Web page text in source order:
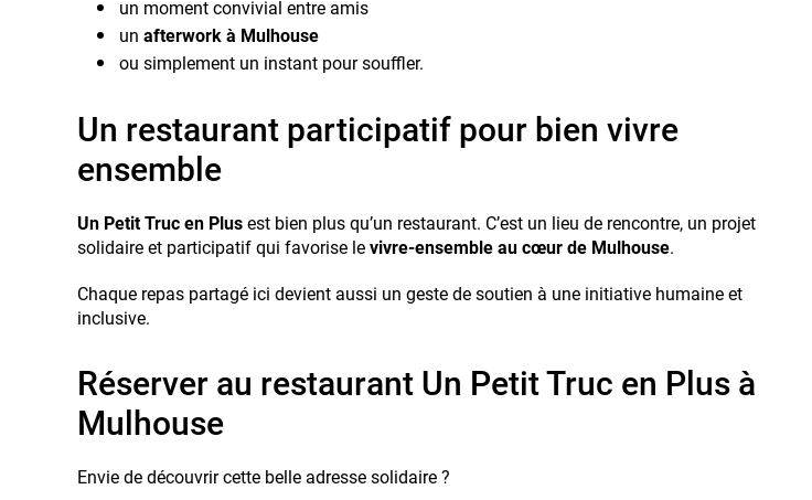
un moment convivial entre amis
un afterwork à Mulhouse
ou simplement un instant pour souffler.
Un restaurant participatif pour bien vivre
ensemble
Un Petit Truc en Plus est bien plus qu’un restaurant. C’est un lieu de rencontre, un projet
solidaire et participatif qui favorise le vivre-ensemble au cœur de Mulhouse.
Chaque repas partagé ici devient aussi un geste de soutien à une initiative humaine et
inclusive.
Réserver au restaurant Un Petit Truc en Plus à
Mulhouse
Envie de découvrir cette belle adresse solidaire ?